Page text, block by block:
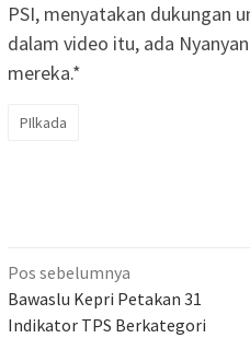
PSI, menyatakan dukungan
dalam video itu, ada
mereka.*
PIlkada
Navigasi
pos
Pos sebelumnya
Bawaslu Kepri Petakan 31
Indikator TPS Berkategori